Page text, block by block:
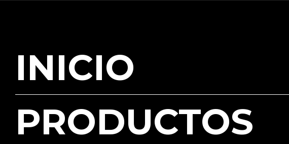
INICIO
PRODUCTOS